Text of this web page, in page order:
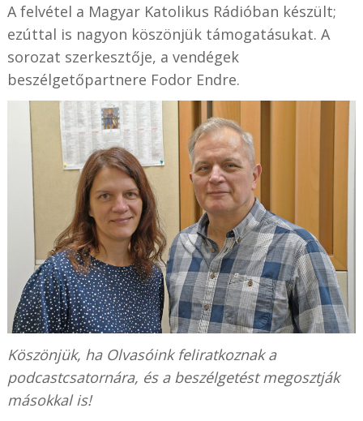
A felvétel a Magyar Katolikus Rádióban készült;
ezúttal is nagyon köszönjük támogatásukat. A
sorozat szerkesztője, a vendégek
beszélgetőpartnere Fodor Endre.
Köszönjük, ha Olvasóink feliratkoznak a
podcastcsatornára, és a beszélgetést megosztják
másokkal is!